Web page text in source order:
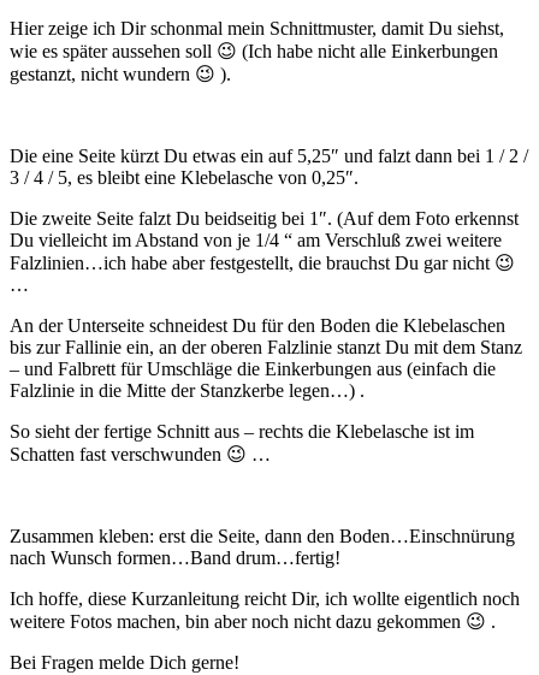
Hier zeige ich Dir schonmal mein Schnittmuster, damit Du siehst,
wie es später aussehen soll 😉 (Ich habe nicht alle Einkerbungen
gestanzt, nicht wundern 😉 ).
Die eine Seite kürzt Du etwas ein auf 5,25″ und falzt dann bei 1 / 2 /
3 / 4 / 5, es bleibt eine Klebelasche von 0,25″.
Die zweite Seite falzt Du beidseitig bei 1″. (Auf dem Foto erkennst
Du vielleicht im Abstand von je 1/4 “ am Verschluß zwei weitere
Falzlinien…ich habe aber festgestellt, die brauchst Du gar nicht 😉
…
An der Unterseite schneidest Du für den Boden die Klebelaschen
bis zur Fallinie ein, an der oberen Falzlinie stanzt Du mit dem Stanz
– und Falbrett für Umschläge die Einkerbungen aus (einfach die
Falzlinie in die Mitte der Stanzkerbe legen…) .
So sieht der fertige Schnitt aus – rechts die Klebelasche ist im
Schatten fast verschwunden 😉 …
Zusammen kleben: erst die Seite, dann den Boden…Einschnürung
nach Wunsch formen…Band drum…fertig!
Ich hoffe, diese Kurzanleitung reicht Dir, ich wollte eigentlich noch
weitere Fotos machen, bin aber noch nicht dazu gekommen 😉 .
Bei Fragen melde Dich gerne!